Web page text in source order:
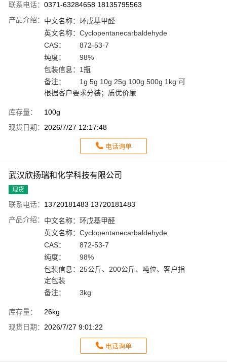
联系电话： 0371-63284658 18135795563
产品介绍： 中文名称： 环戊基甲醛
英文名称： Cyclopentanecarbaldehyde
CAS：
872-53-7
纯度：
98%
包装信息： 1瓶
备注：
1g 5g 10g 25g 100g 500g 1kg 可
根据客户要求分装；质优价廉
库存量：
100g
现货日期： 2026/7/27 12:17:48
电话询单
武汉欣扬瑞和化学科技有限公司
现货
联系电话： 13720181483 13720181483
产品介绍： 中文名称： 环戊基甲醛
英文名称： Cyclopentanecarbaldehyde
CAS：
872-53-7
纯度：
98%
包装信息： 25公斤、200公斤、吨位、客户指
定包装
备注：
3kg
库存量：
26kg
现货日期： 2026/7/27 9:01:22
电话询单